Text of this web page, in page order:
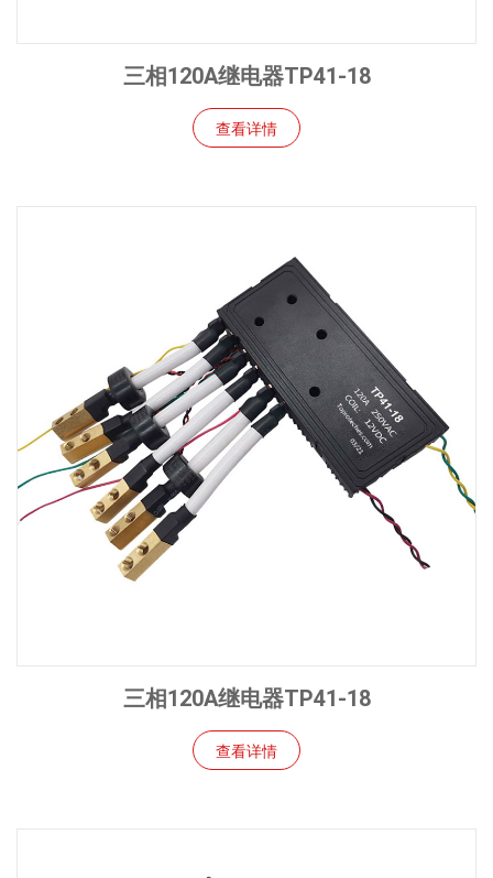
三相120A继电器TP41-18
查看详情
三相120A继电器TP41-18
查看详情